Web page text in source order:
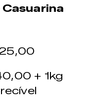
+ 1kg